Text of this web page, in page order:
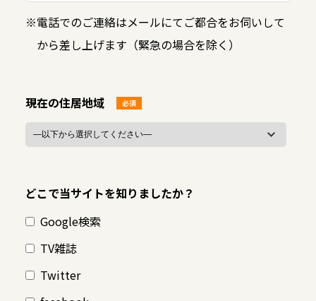
※電話でのご連絡はメールにてご都合をお伺いして
から差し上げます（緊急の場合を除く）
現在の住居地域 必須
どこで当サイトを知りましたか？
Google検索
TV雑誌
Twitter